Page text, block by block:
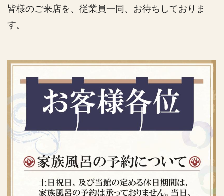
皆様のご来店を、従業員一同、お待ちしておりま
す。